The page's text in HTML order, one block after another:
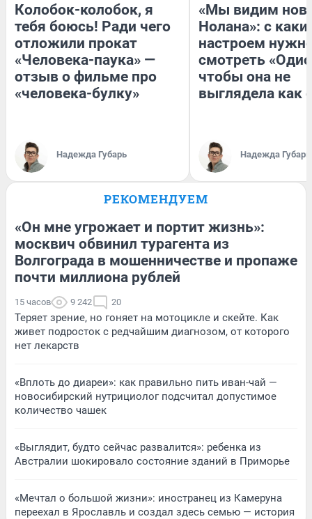
Колобок-колобок, я
тебя боюсь! Ради чего
отложили прокат
«Человека-паука» —
отзыв о фильме про
«человека-булку»
Надежда Губарь
«Мы видим
Нолана»: с
настроем
смотреть
чтобы она не
выглядела как
Надежда Губарь
РЕКОМЕНДУЕМ
«Он мне угрожает и портит жизнь»:
москвич обвинил турагента из
Волгограда в мошенничестве и пропаже
почти миллиона рублей
15 часов 9 242 20
Теряет зрение, но гоняет на мотоцикле и скейте. Как
живет подросток с редчайшим диагнозом, от которого
нет лекарств
«Вплоть до диареи»: как правильно пить иван-чай —
новосибирский нутрициолог подсчитал допустимое
количество чашек
«Выглядит, будто сейчас развалится»: ребенка из
Австралии шокировало состояние зданий в Приморье
«Мечтал о большой жизни»: иностранец из Камеруна
переехал в Ярославль и создал здесь семью — история